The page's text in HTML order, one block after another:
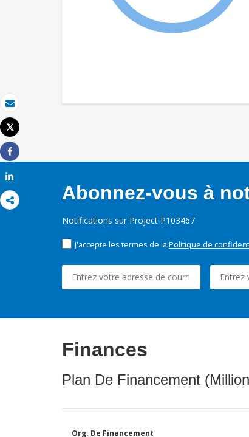
Email
Imprimer
Tweet
Share
Abonnez-vous à
Notifications sur Project P103467
J'accepte les termes de la Politique de
Finances
Plan De Financement
Org. De Financement